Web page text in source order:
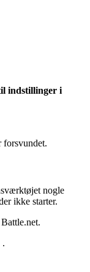
indstillinger i
forsvundet.
nogle
ikke starter.
Battle.net.
.